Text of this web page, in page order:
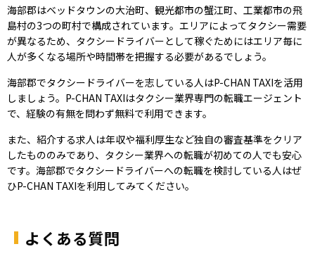
海部郡はベッドタウンの大治町、観光都市の蟹江町、工業都市の飛
島村の3つの町村で構成されています。エリアによってタクシー需要
が異なるため、タクシードライバーとして稼ぐためにはエリア毎に
人が多くなる場所や時間帯を把握する必要があるでしょう。
海部郡でタクシードライバーを志している人はP-CHAN TAXIを活用
しましょう。P-CHAN TAXIはタクシー業界専門の転職エージェント
で、経験の有無を問わず無料で利用できます。
また、紹介する求人は年収や福利厚生など独自の審査基準をクリア
したもののみであり、タクシー業界への転職が初めての人でも安心
です。海部郡でタクシードライバーへの転職を検討している人はぜ
ひP-CHAN TAXIを利用してみてください。
よくある質問